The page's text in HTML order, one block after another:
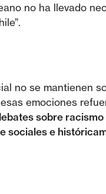
no ha llevado
no se mantienen
emociones
sobre
sociales e